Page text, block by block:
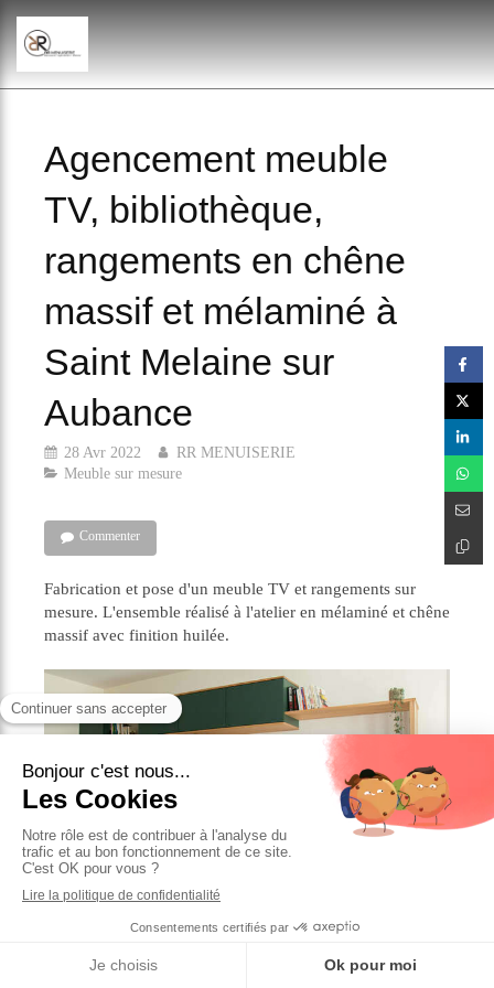
Agencement meuble
TV, bibliothèque,
rangements en chêne
massif et mélaminé à
Saint Melaine sur
Aubance
28 Avr 2022
RR MENUISERIE
Meuble sur mesure
Commenter
Fabrication et pose d'un meuble TV et rangements sur
mesure. L'ensemble réalisé à l'atelier en mélaminé et chêne
massif avec finition huilée.